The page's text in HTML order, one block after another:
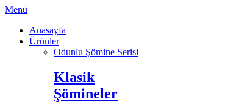
Menü
Anasayfa
Ürünler
Odunlu Şömine Serisi
Klasik
Şömineler